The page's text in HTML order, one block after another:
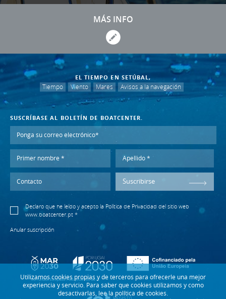
MÁS INFO
EL TIEMPO EN SETÚBAL,
Tiempo
Viento Mares Avisos a la navegación
SUSCRÍBASE AL BOLETÍN DE BOATCENTER.
Suscribirse
Declaro que he leído y acepto la Política de Privacidad del sitio web
www.boatcenter.pt *
Anular suscripción
Utilizamos cookies propias y de terceros para ofrecerle una mejor
experiencia y servicio. Para saber que cookies utilizamos y como
desactivarlas, lee la política de cookies.